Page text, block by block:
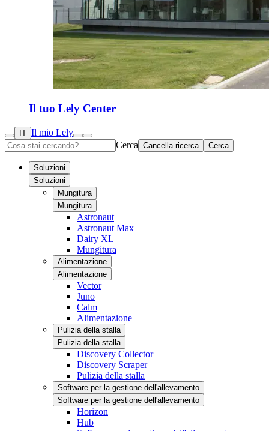
Il tuo Lely Center
IT Il mio Lely
Cerca Cancella ricerca Cerca
Soluzioni
Soluzioni
Mungitura
Mungitura
Astronaut
Astronaut Max
Dairy XL
Mungitura
Alimentazione
Alimentazione
Vector
Juno
Calm
Alimentazione
Pulizia della stalla
Pulizia della stalla
Discovery Collector
Discovery Scraper
Pulizia della stalla
Software per la gestione dell'allevamento
Software per la gestione dell'allevamento
Horizon
Hub